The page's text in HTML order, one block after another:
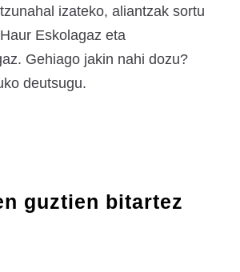
izateko, aliantzak sortu
Eskolagaz eta
Gehiago jakin nahi dozu?
deutsugu.
guztien bitartez